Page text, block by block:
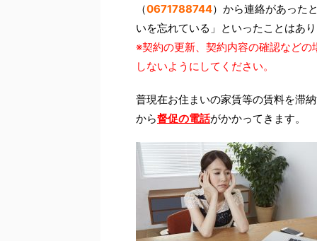
（0671788744）から連絡があった
いを忘れている」といったことはあ
※契約の更新、契約内容の確認など
しないようにしてください。
普現在お住まいの家賃等の賃料を滞
から督促の電話がかかってきます。